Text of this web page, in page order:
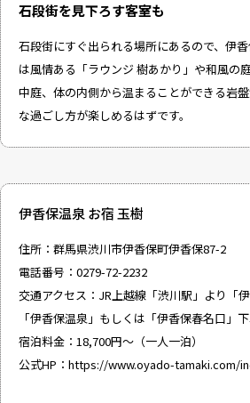
石段街を見下ろす客室も
石段街にすぐ出られる場所にあるので、伊
は風情ある「ラウンジ 樹あかり」や和風の
中庭、体の内側から温まることができる岩
な過ごし方が楽しめるはずです。
伊香保温泉 お宿 玉樹
住所：群馬県渋川市伊香保町伊香保87-2
電話番号：0279-72-2232
交通アクセス：JR上越線「渋川駅」より「
「伊香保温泉」もしくは「伊香保春名口」
宿泊料金：18,700円〜（一人一泊）
公式HP： https://www.oyado-tamaki.com/